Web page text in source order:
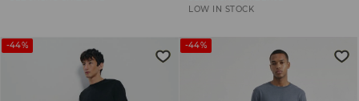
LOW IN STOCK
-44% -44%